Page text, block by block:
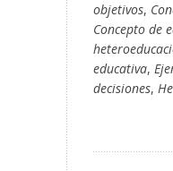
objetivos,
Concepto de
educativa,
decisiones,